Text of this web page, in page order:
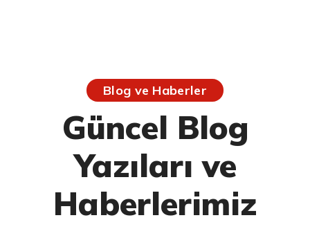
Blog ve Haberler
Güncel Blog
Yazıları ve
Haberlerimiz